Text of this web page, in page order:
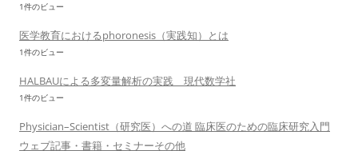
1件のビュー
医学教育におけるphoronesis（実践知）とは
1件のビュー
HALBAUによる多変量解析の実践 現代数学社
1件のビュー
Physician–Scientist（研究医）への道 臨床医のための臨床研究入門
ウェブ記事・書籍・セミナーその他